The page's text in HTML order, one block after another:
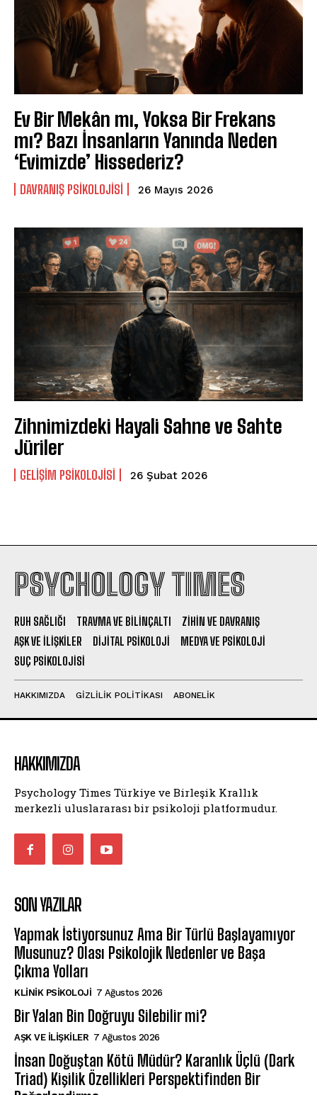
ABONE OL
Gizlilik politikasını okudum, onaylıyorum.
Ev Bir Mekân mı, Yoksa Bir Frekans
mı? Bazı İnsanların Yanında Neden
‘Evimizde’ Hissederiz?
DAVRANIŞ PSIKOLOJISI 26 Mayıs 2026
Zihnimizdeki Hayali Sahne ve Sahte
Jüriler
GELIŞIM PSIKOLOJISI 26 Şubat 2026
PSYCHOLOGY TIMES
RUH SAĞLIĞI TRAVMA VE BILINÇALTI
ZIHIN VE DAVRANIŞ
AŞK VE İLIŞKILER
DIJITAL PSIKOLOJI
MEDYA VE PSIKOLOJI
SUÇ PSIKOLOJISI
HAKKIMIZDA GIZLILIK POLITIKASI ABONELIK
HAKKIMIZDA
Psychology Times Türkiye ve Birleşik Krallık
merkezli uluslararası bir psikoloji platformudur.
SON YAZILAR
Yapmak İstiyorsunuz Ama Bir Türlü Başlayamıyor
Musunuz? Olası Psikolojik Nedenler ve Başa
Çıkma Yolları
KLINIK PSIKOLOJI 7 Ağustos 2026
Bir Yalan Bin Doğruyu Silebilir mi?
AŞK VE İLIŞKILER 7 Ağustos 2026
İnsan Doğuştan Kötü Müdür? Karanlık Üçlü (Dark
Triad) Kişilik Özellikleri Perspektifinden Bir